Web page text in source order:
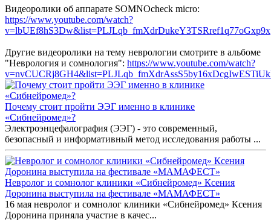
Видеоролики об аппарате SOMNOcheck micro:
https://www.youtube.com/watch?
v=lbUEf8hS3Dw&list=PLJLqb_fmXdrDukeY3TSRref1q77oGxp9x
Другие видеоролики на тему неврологии смотрите в альбоме
"Неврология и сомнология": https://www.youtube.com/watch?
Почему стоит пройти ЭЭГ именно в клинике
«Сибнейромед»?
Электроэнцефалография (ЭЭГ) - это современный,
безопасный и информативный метод исследования работы ...
Невролог и сомнолог клиники «Сибнейромед» Ксения
Доронина выступила на фестивале «МАМАФЕСТ»
16 мая невролог и сомнолог клиники «Сибнейромед» Ксения
Доронина приняла участие в качес...